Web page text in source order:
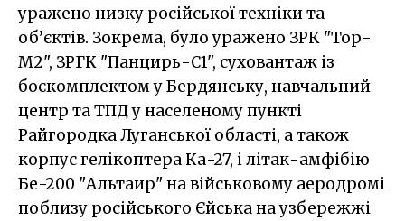
уражено низку російської техніки та
об’єктів. Зокрема, було уражено ЗРК "Тор-
М2", ЗРГК "Панцирь-С1", суховантаж із
боєкомплектом у Бердянську, навчальний
центр та ТПД у населеному пункті
Райгородка Луганської області, а також
корпус гелікоптера Ка-27, і літак-амфібію
Бе-200 "Альтаир" на військовому аеродромі
поблизу російського Єйська на узбережжі